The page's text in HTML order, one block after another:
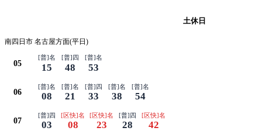
土休日
南四日市 名古屋方面(平日)
05
[普]名
15
[普]四
48
[普]名
53
06
[普]名
08
[普]名
21
[普]四
33
[普]名
38
[普]名
54
07
[普]四
03
[区快]名
08
[区快]名
23
[普]四
28
[区快]名
42